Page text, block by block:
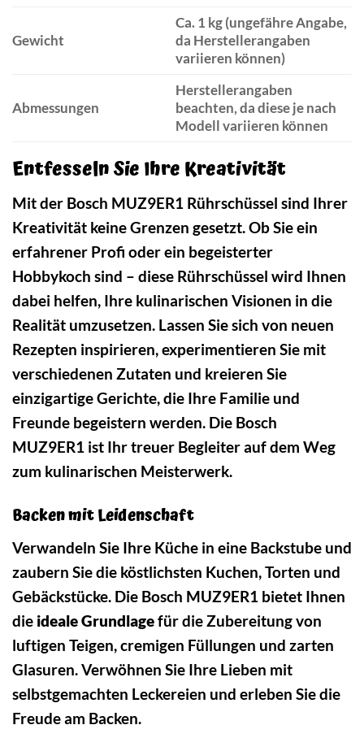
Gewicht
Ca. 1 kg (ungefähre Angabe,
da Herstellerangaben
variieren können)
Abmessungen
Herstellerangaben
beachten, da diese je nach
Modell variieren können
Entfesseln Sie Ihre Kreativität
Mit der Bosch MUZ9ER1 Rührschüssel sind Ihrer
Kreativität keine Grenzen gesetzt. Ob Sie ein
erfahrener Profi oder ein begeisterter
Hobbykoch sind – diese Rührschüssel wird Ihnen
dabei helfen, Ihre kulinarischen Visionen in die
Realität umzusetzen. Lassen Sie sich von neuen
Rezepten inspirieren, experimentieren Sie mit
verschiedenen Zutaten und kreieren Sie
einzigartige Gerichte, die Ihre Familie und
Freunde begeistern werden. Die Bosch
MUZ9ER1 ist Ihr treuer Begleiter auf dem Weg
zum kulinarischen Meisterwerk.
Backen mit Leidenschaft
Verwandeln Sie Ihre Küche in eine Backstube und
zaubern Sie die köstlichsten Kuchen, Torten und
Gebäckstücke. Die Bosch MUZ9ER1 bietet Ihnen
die ideale Grundlagefür die Zubereitung von
luftigen Teigen, cremigen Füllungen und zarten
Glasuren. Verwöhnen Sie Ihre Lieben mit
selbstgemachten Leckereien und erleben Sie die
Freude am Backen.